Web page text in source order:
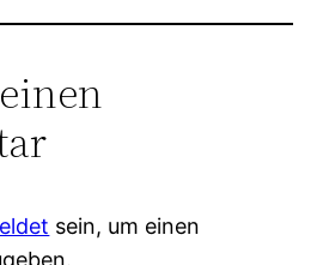
sein, um einen